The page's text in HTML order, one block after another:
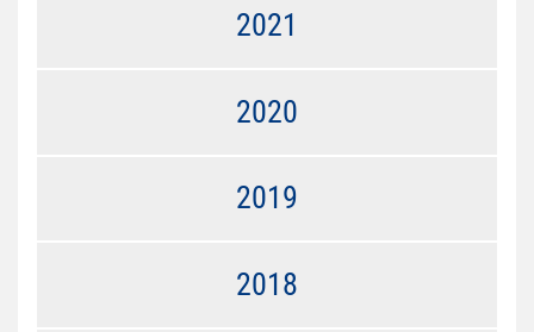
2021
2020
2019
2018